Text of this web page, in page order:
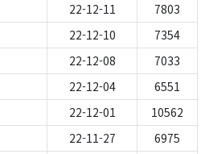
22-12-11
7803
22-12-10
7354
22-12-08
7033
22-12-04
6551
22-12-01
10562
22-11-27
6975